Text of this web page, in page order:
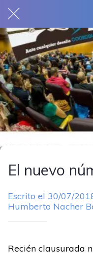
El nuevo
Escrito el 30/07/
Humberto Nacher
Recién clausurada